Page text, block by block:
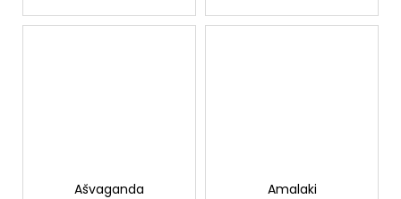
Ašvaganda
Amalaki